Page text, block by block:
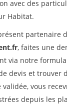
avec des
Habitat.
partenaire
, faites une
via notre
devis et trouver
vous
depuis les